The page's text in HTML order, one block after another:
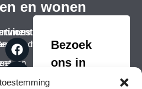
en wonen
en
Bezoek
ons in